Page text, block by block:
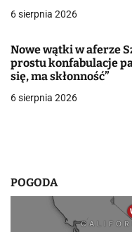
w
i
s
6 sierpnia 2026
Nowe wątki w aferze
prostu konfabulacje
się, ma skłonność”
6 sierpnia 2026
POGODA